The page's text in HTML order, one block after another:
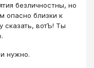
безличностны, но
опасно близки к
сказать, вотЪ! Ты
нужно.